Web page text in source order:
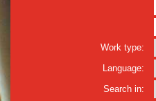
Work type:
Language:
Search in: